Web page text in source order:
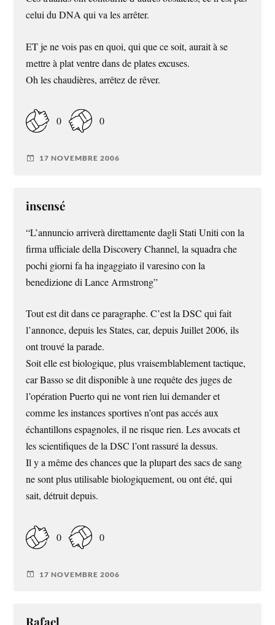
celui du DNA qui va les arrêter.
ET je ne vois pas en quoi, qui que ce soit, aurait à se
mettre à plat ventre dans de plates excuses.
Oh les chaudières, arrêtez de rêver.
0 0
17 NOVEMBRE 2006
insensé
“L’annuncio arriverà direttamente dagli Stati Uniti con la
firma ufficiale della Discovery Channel, la squadra che
pochi giorni fa ha ingaggiato il varesino con la
benedizione di Lance Armstrong”
Tout est dit dans ce paragraphe. C’est la DSC qui fait
l’annonce, depuis les States, car, depuis Juillet 2006, ils
ont trouvé la parade.
Soit elle est biologique, plus vraisemblablement tactique,
car Basso se dit disponible à une requête des juges de
l’opération Puerto qui ne vont rien lui demander et
comme les instances sportives n’ont pas accés aux
échantillons espagnoles, il ne risque rien. Les avocats et
les scientifiques de la DSC l’ont rassuré la dessus.
Il y a même des chances que la plupart des sacs de sang
ne sont plus utilisable biologiquement, ou ont été, qui
sait, détruit depuis.
0 0
17 NOVEMBRE 2006
Rafael